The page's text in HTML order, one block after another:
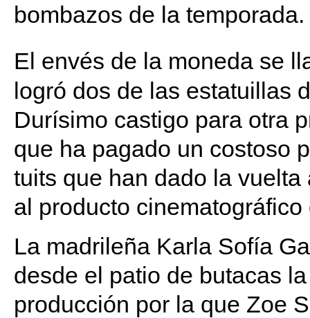
bombazos de la temporada.
El envés de la moneda se
logró dos de las estatuillas
Durísimo castigo para otra
que ha pagado un costoso
tuits que han dado la
al producto
La madrileña Karla Sofía
desde el patio de butacas
producción por la que Zoe